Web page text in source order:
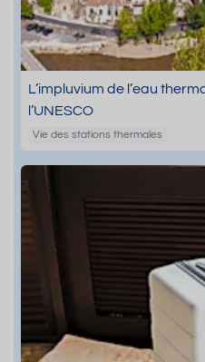
L’impluvium de l’eau
l’UNESCO
Vie des stations thermales